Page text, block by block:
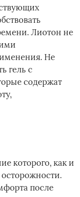
Лиотон не
Не
гель с
содержат
которого, как и
осторожности.
после